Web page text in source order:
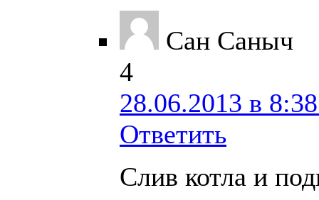
Сан Саныч
4
28.06.2013 в
Ответить
Слив котла и